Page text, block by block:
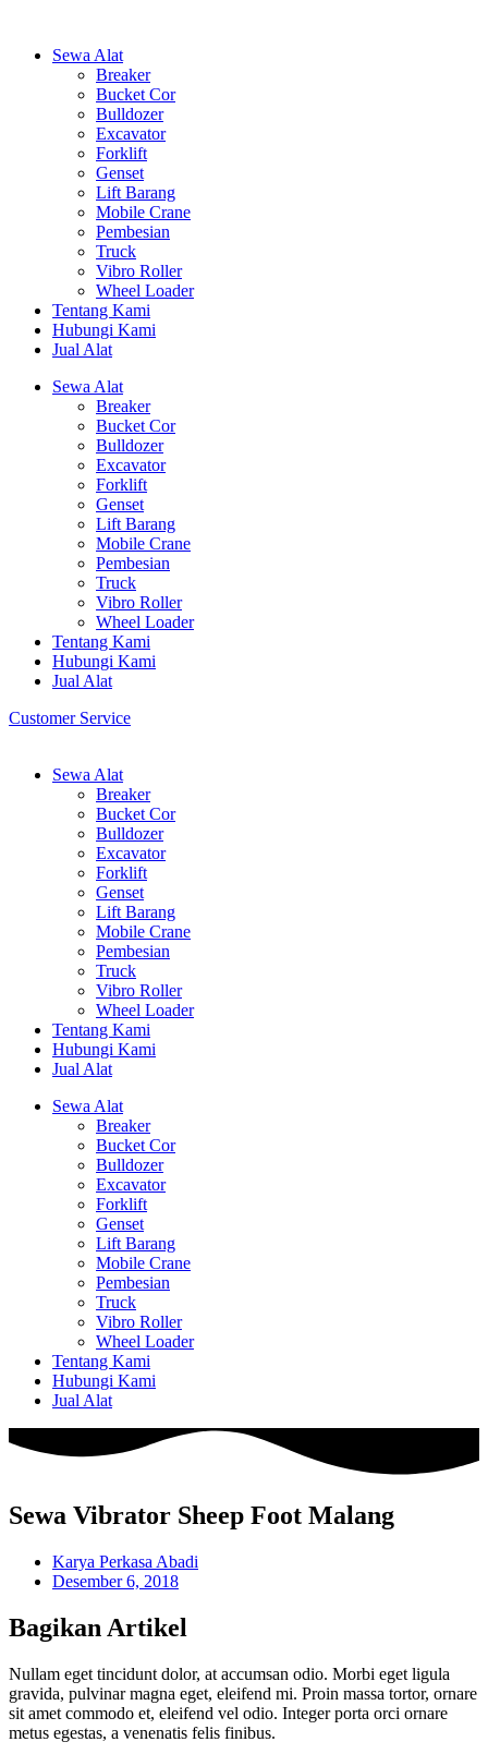
Sewa Alat
Breaker
Bucket Cor
Bulldozer
Excavator
Forklift
Genset
Lift Barang
Mobile Crane
Pembesian
Truck
Vibro Roller
Wheel Loader
Tentang Kami
Hubungi Kami
Jual Alat
Sewa Alat
Breaker
Bucket Cor
Bulldozer
Excavator
Forklift
Genset
Lift Barang
Mobile Crane
Pembesian
Truck
Vibro Roller
Wheel Loader
Tentang Kami
Hubungi Kami
Jual Alat
Customer Service
Sewa Alat
Breaker
Bucket Cor
Bulldozer
Excavator
Forklift
Genset
Lift Barang
Mobile Crane
Pembesian
Truck
Vibro Roller
Wheel Loader
Tentang Kami
Hubungi Kami
Jual Alat
Sewa Alat
Breaker
Bucket Cor
Bulldozer
Excavator
Forklift
Genset
Lift Barang
Mobile Crane
Pembesian
Truck
Vibro Roller
Wheel Loader
Tentang Kami
Hubungi Kami
Jual Alat
Sewa Vibrator Sheep Foot Malang
Karya Perkasa Abadi
Desember 6, 2018
Bagikan Artikel
Nullam eget tincidunt dolor, at accumsan odio. Morbi eget ligula
gravida, pulvinar magna eget, eleifend mi. Proin massa tortor, ornare
sit amet commodo et, eleifend vel odio. Integer porta orci ornare
metus egestas, a venenatis felis finibus.